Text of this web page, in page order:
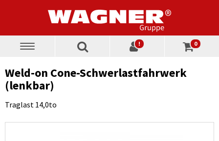
Toggle
! 0
Weld-on Cone-Schwerlastfahrwerk
(lenkbar)
Traglast 14,0to